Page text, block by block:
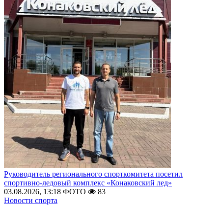
Руководитель регионального спорткомитета посетил
спортивно-ледовый комплекс «Конаковский лед»
03.08.2026, 13:18 ФОТО
83
Новости спорта